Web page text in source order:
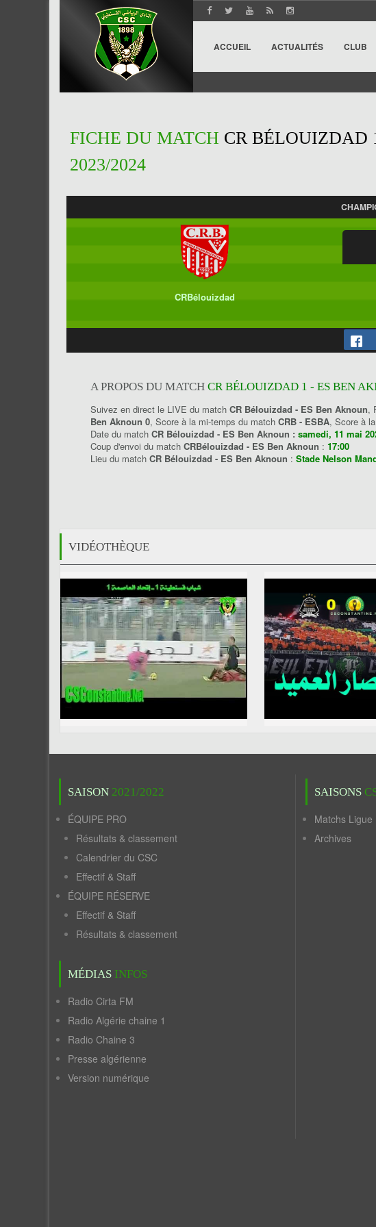
ACCUEIL ACTUALITÉS CLUB
FICHE DU MATCH CR BÉLOUIZDAD
2023/2024
CRBélouizdad
A PROPOS DU MATCH CR BÉLOUIZDAD 1 - ES BEN
Suivez en direct le LIVE du match CR Bélouizdad - ES Ben Aknoun,
Ben Aknoun 0, Score à la mi-temps du match CRB - ESBA, Score à
Date du match CR Bélouizdad - ES Ben Aknoun : samedi, 11 mai
Coup d'envoi du match CRBélouizdad - ES Ben Aknoun : 17:00
Lieu du match CR Bélouizdad - ES Ben Aknoun : Stade Nelson
VIDÉOTHÈQUE
SAISON 2021/2022
ÉQUIPE PRO
Résultats & classement
Calendrier du CSC
Effectif & Staff
ÉQUIPE RÉSERVE
Effectif & Staff
Résultats & classement
MÉDIAS INFOS
Radio Cirta FM
Radio Algérie chaine 1
Radio Chaine 3
Presse algérienne
Version numérique
SAISONS
Matchs Ligue
Archives